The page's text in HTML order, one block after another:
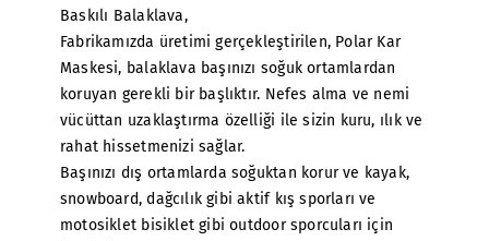
Baskılı Balaklava,
Fabrikamızda üretimi gerçekleştirilen, Polar Kar
Maskesi, balaklava başınızı soğuk ortamlardan
koruyan gerekli bir başlıktır. Nefes alma ve nemi
vücüttan uzaklaştırma özelliği ile sizin kuru, ılık ve
rahat hissetmenizi sağlar.
Başınızı dış ortamlarda soğuktan korur ve kayak,
snowboard, dağcılık gibi aktif kış sporları ve
motosiklet bisiklet gibi outdoor sporcuları için